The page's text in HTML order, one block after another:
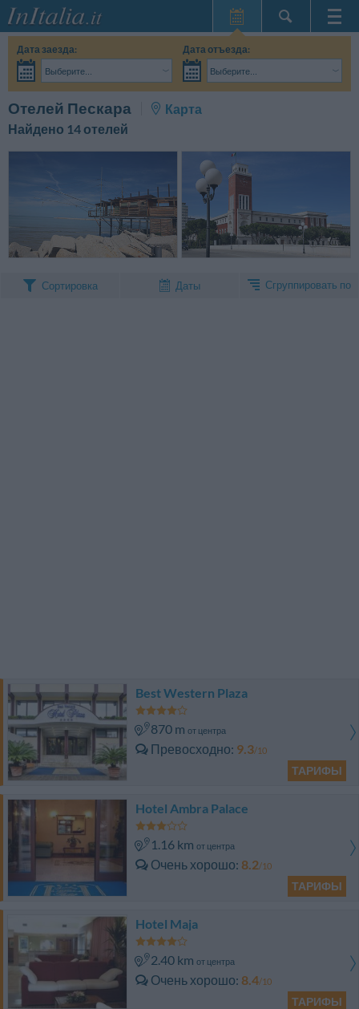
Главная
Мои
бронирования
Дата заезда:
Выберите...
Дата отъезда:
Выберите...
Отелей Пескара
Карта
Найдено 14 отелей
Сортировка Даты Сгруппировать по
Best Western Plaza
870 m от центра
Превосходно 9.3/10
ТАРИФЫ
Hotel Ambra Palace
1.16 km от центра
Очень хорошо 8.2/10
ТАРИФЫ
Hotel Maja
2.40 km от центра
Очень хорошо 8.4/10
ТАРИФЫ